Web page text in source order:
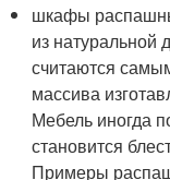
шкафы
из натуральной
считаются
массива
Мебель иногда
становится
Примеры